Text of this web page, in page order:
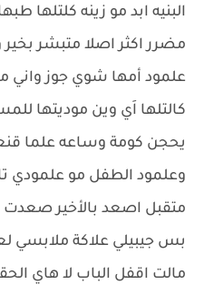
البنيه ابد مو زينه كلتلها
مضرر اكثر اصلا متبشر
علمود أمها شوي جوز
كالتلها اَي وين موديتها
يحجن كومة وساعه علما
وعلمود الطفل مو علمودي
متقبل اصعد بالأخير صعدت
بس جيبيلي علاكة
مالت اقفل الباب لا هاي